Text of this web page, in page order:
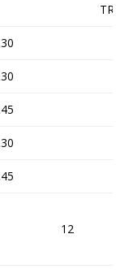
TR,
12